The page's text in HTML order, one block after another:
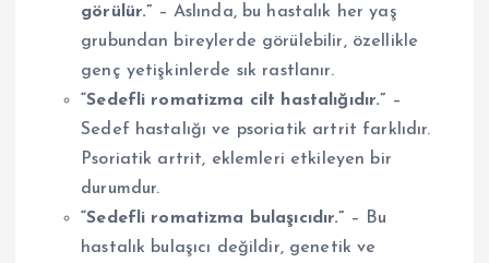
görülür.” – Aslında, bu hastalık her yaş
grubundan bireylerde görülebilir, özellikle
genç yetişkinlerde sık rastlanır.
“Sedefli romatizma cilt hastalığıdır.” –
Sedef hastalığı ve psoriatik artrit farklıdır.
Psoriatik artrit, eklemleri etkileyen bir
durumdur.
“Sedefli romatizma bulaşıcıdır.” – Bu
hastalık bulaşıcı değildir, genetik ve